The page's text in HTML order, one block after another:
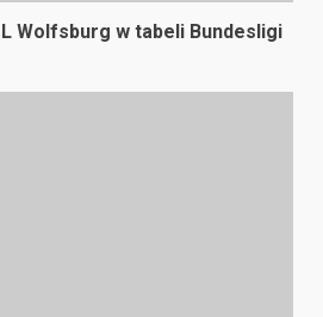
Wolfsburg w tabeli Bundesligi